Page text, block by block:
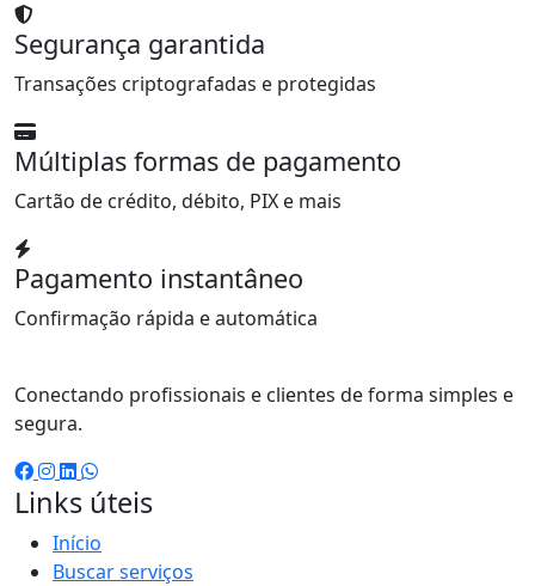
Segurança garantida
Transações criptografadas e protegidas
Múltiplas formas de pagamento
Cartão de crédito, débito, PIX e mais
Pagamento instantâneo
Confirmação rápida e automática
Conectando profissionais e clientes de forma simples e
segura.
Links úteis
Início
Buscar serviços